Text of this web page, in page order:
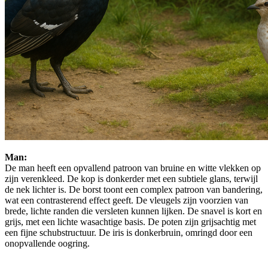
Man:
De man heeft een opvallend patroon van bruine en witte vlekken op
zijn verenkleed. De kop is donkerder met een subtiele glans, terwijl
de nek lichter is. De borst toont een complex patroon van bandering,
wat een contrasterend effect geeft. De vleugels zijn voorzien van
brede, lichte randen die versleten kunnen lijken. De snavel is kort en
grijs, met een lichte wasachtige basis. De poten zijn grijsachtig met
een fijne schubstructuur. De iris is donkerbruin, omringd door een
onopvallende oogring.